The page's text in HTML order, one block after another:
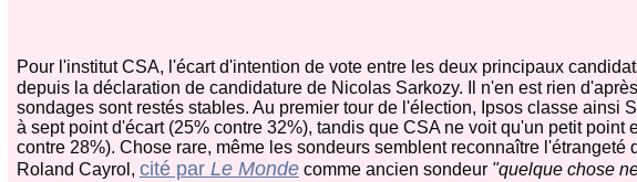
Pour l'institut CSA, l'écart d'intention de vote entre les deux principaux
depuis la déclaration de candidature de Nicolas Sarkozy. Il n'en est rien
sondages sont restés stables. Au premier tour de l'élection, Ipsos classe ainsi
à sept point d'écart (25% contre 32%), tandis que CSA ne voit qu'un petit point
contre 28%). Chose rare, même les sondeurs semblent reconnaître l'étrangeté
Roland Cayrol, cité par Le Mondecomme ancien sondeur "quelque chose